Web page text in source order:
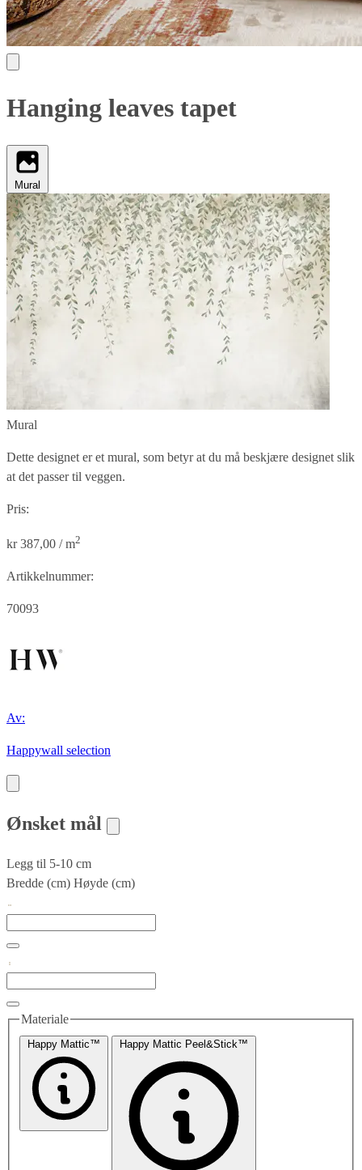
Hanging leaves tapet
Mural
Mural
Dette designet er et mural, som betyr at du må beskjære designet slik
at det passer til veggen.
Pris:
kr 387,00 / m2
Artikkelnummer:
70093
Av:
Happywall selection
Ønsket mål
Legg til 5-10 cm
Bredde (cm) Høyde (cm)
Materiale
Happy Mattic™ Happy Mattic Peel&Stick™